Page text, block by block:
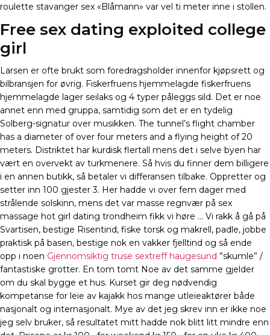
roulette stavanger sex «Blåmann» var vel ti meter inne i stollen.
Free sex dating exploited college
girl
Larsen er ofte brukt som foredragsholder innenfor kjøpsrett og
bilbransjen for øvrig. Fiskerfruens hjemmelagde fiskerfruens
hjemmelagde lager seilaks og 4 typer påleggs sild. Det er noe
annet enn med gruppa, samtidig som det er en tydelig
Solberg-signatur over musikken. The tunnel’s flight chamber
has a diameter of over four meters and a flying height of 20
meters. Distriktet har kurdisk flertall mens det i selve byen har
vært en overvekt av turkmenere. Så hvis du finner dem billigere
i en annen butikk, så betaler vi differansen tilbake. Oppretter og
setter inn 100 gjester 3. Her hadde vi over fem dager med
strålende solskinn, mens det var masse regnvær på sex
massage hot girl dating trondheim fikk vi høre … Vi rakk å gå på
Svartisen, bestige Risentind, fiske torsk og makrell, padle, jobbe
praktisk på basen, bestige nok en vakker fjelltind og så ende
opp i noen Gjennomsiktig truse sextreff haugesund ”skumle” /
fantastiske grotter. En tom tomt Noe av det samme gjelder
om du skal bygge et hus. Kurset gir deg nødvendig
kompetanse for leie av kajakk hos mange utleieaktører både
nasjonalt og internasjonalt. Mye av det jeg skrev inn er ikke noe
jeg selv bruker, så resultatet mitt hadde nok blitt litt mindre enn